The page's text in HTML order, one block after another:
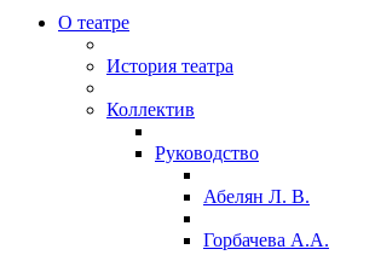
О театре
История театра
Коллектив
Руководство
Абелян Л. В.
Горбачева А.А.